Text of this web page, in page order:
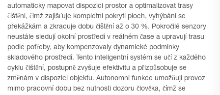
automaticky mapovat dispozici prostor a optimalizovat trasy
čištění, čímž zajišťuje kompletní pokrytí ploch, vyhýbání se
překážkám a zkracuje dobu čištění až o 30 %. Pokročilé senzory
neustále sledují okolní prostředí v reálném čase a upravují trasu
podle potřeby, aby kompenzovaly dynamické podmínky
skladového prostředí. Tento inteligentní systém se učí z každého
cyklu čištění, postupně zvyšuje efektivitu a přizpůsobuje se
změnám v dispozici objektu. Autonomní funkce umožňují provoz
mimo pracovní dobu bez nutnosti dozoru člověka, čímž se